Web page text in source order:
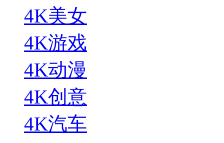
4K美女
4K游戏
4K动漫
4K创意
4K汽车